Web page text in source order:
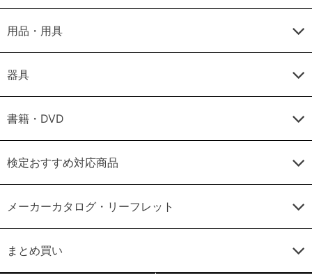
用品・用具
器具
書籍・DVD
検定おすすめ対応商品
メーカーカタログ・リーフレット
まとめ買い